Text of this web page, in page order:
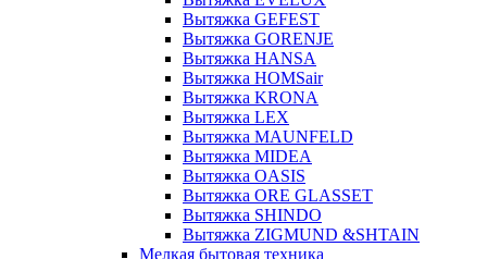
Вытяжка GEFEST
Вытяжка GORENJE
Вытяжка HANSA
Вытяжка HOMSair
Вытяжка KRONA
Вытяжка LEX
Вытяжка MAUNFELD
Вытяжка MIDEA
Вытяжка OASIS
Вытяжка ORE GLASSET
Вытяжка SHINDO
Вытяжка ZIGMUND &SHTAIN
Мелкая бытовая техника